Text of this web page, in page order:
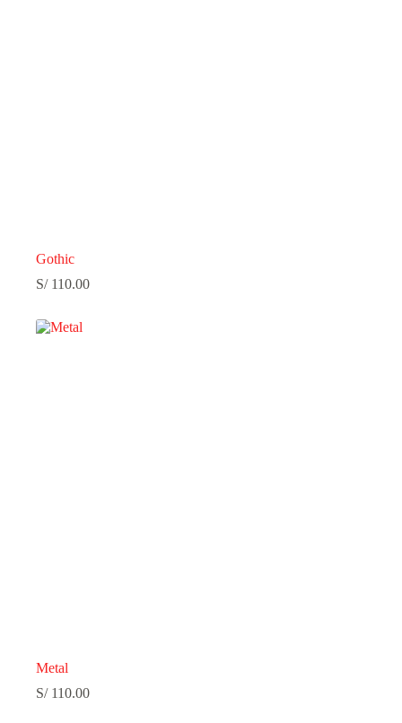
Gothic
S/110.00
Metal
S/110.00